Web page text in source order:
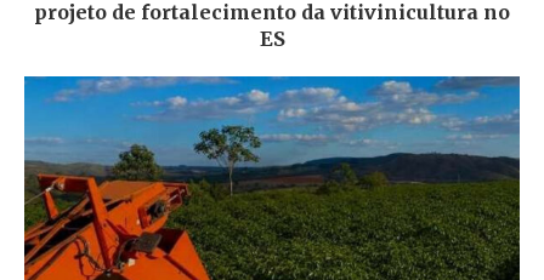
projeto de fortalecimento da vitivinicultura no
ES